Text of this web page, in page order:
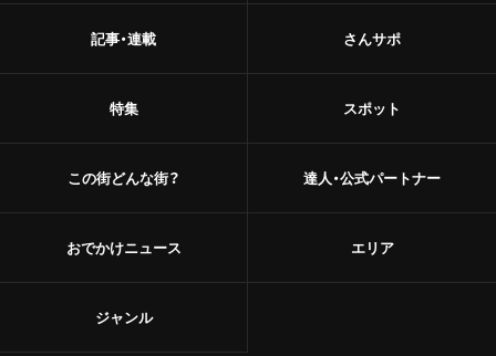
記事・連載
特集
この街どんな街？
おでかけニュース
さんサポ
スポット
達人・公式パートナー
エリア
ジャンル